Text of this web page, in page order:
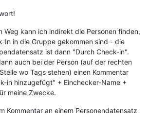
Weg kann ich indirekt die Personen finden,
In in die Gruppe gekommen sind - die
ist dann "Durch Check-in".
auch bei der Person (auf der rechten
wo Tags stehen) einen Kommentar
in hinzugefügt" + Einchecker-Name +
meine Zwecke.
Kommentar an einem Personendatensatz